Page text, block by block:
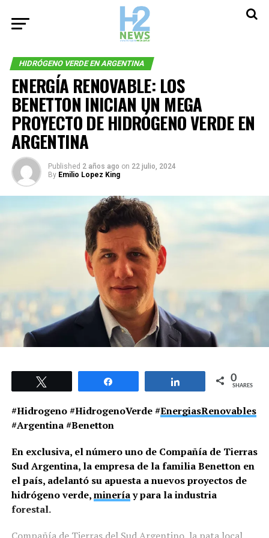
HIDRÓGENO VERDE EN ARGENTINA
ENERGÍA RENOVABLE: LOS
BENETTON INICIAN UN MEGA
PROYECTO DE HIDRÓGENO VERDE EN
ARGENTINA
Published 2 años ago on 22 julio, 2024
By Emilio Lopez King
0
SHARES
#Hidrogeno #HidrogenoVerde #EnergiasRenovables
#Argentina #Benetton
En exclusiva, el número uno de Compañía de Tierras
Sud Argentina, la empresa de la familia Benetton en
el país, adelantó su apuesta a nuevos proyectos de
hidrógeno verde,mineríay para la industria
forestal.